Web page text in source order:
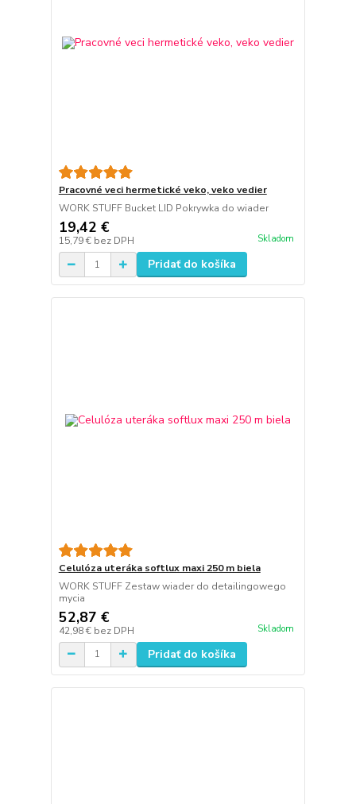
Pracovné veci hermetické veko, veko vedier
WORK STUFF Bucket LID Pokrywka do wiader
19,42 €
15,79 € bez DPH Skladom
Pridať do košíka
Celulóza uteráka softlux maxi 250 m biela
WORK STUFF Zestaw wiader do detailingowego
mycia
52,87 €
42,98 € bez DPH Skladom
Pridať do košíka